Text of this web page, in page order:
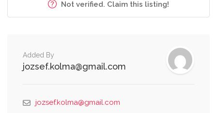
Not verified. Claim this listing!
Added By
jozsef.kolma@gmail.com
jozsef.kolma@gmail.com